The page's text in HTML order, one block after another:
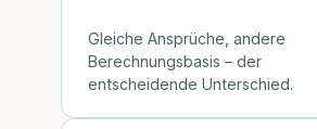
Gleiche Ansprüche, andere
Berechnungsbasis – der
entscheidende Unterschied.